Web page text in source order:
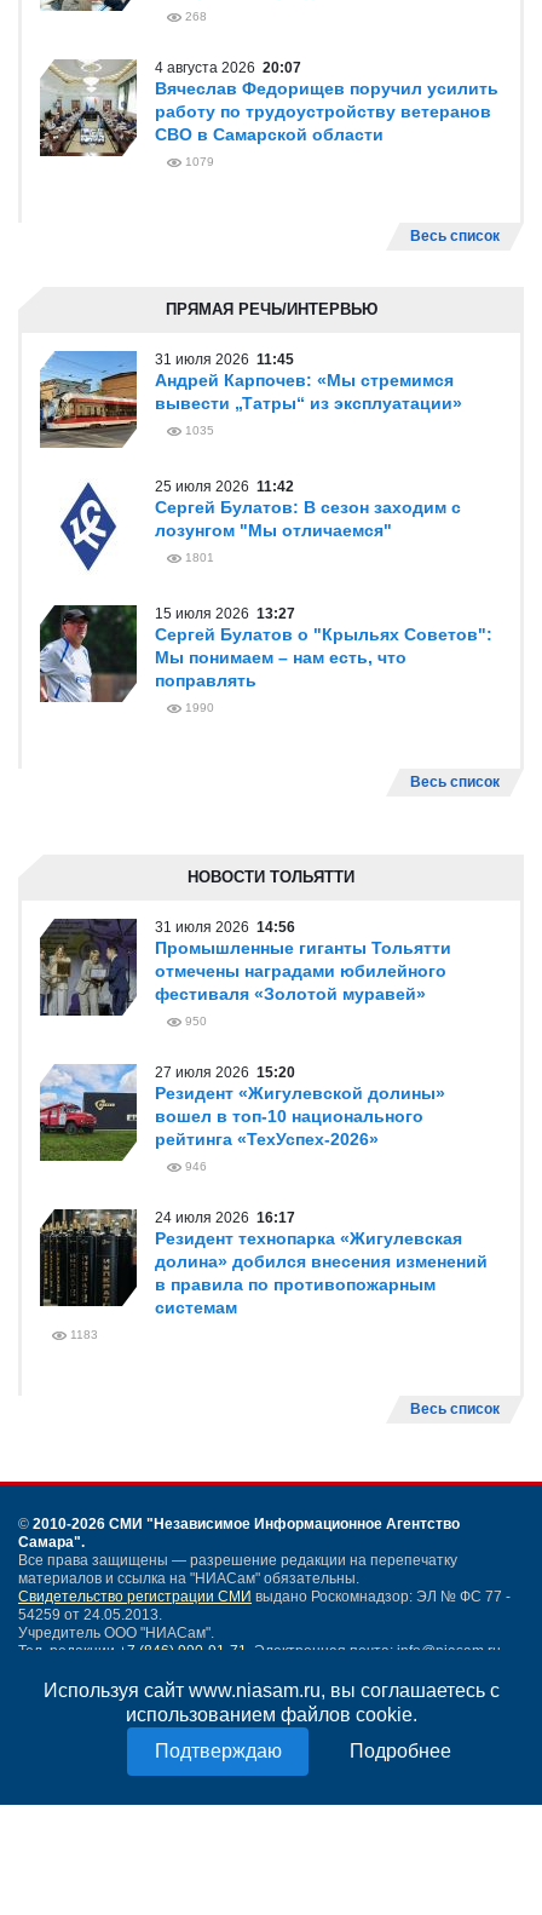
Используя сайт www.niasam.ru, вы соглашаетесь с
использованием файлов cookie.
Подробнее
268
4 августа 2026 20:07
Вячеслав Федорищев поручил усилить
работу по трудоустройству ветеранов
СВО в Самарской области
1079
Весь список
ПРЯМАЯ РЕЧЬ/ИНТЕРВЬЮ
31 июля 2026 11:45
Андрей Карпочев: «Мы стремимся
вывести „Татры“ из эксплуатации»
1035
25 июля 2026 11:42
Сергей Булатов: В сезон заходим с
лозунгом "Мы отличаемся"
1801
15 июля 2026 13:27
Сергей Булатов о "Крыльях Советов":
Мы понимаем – нам есть, что
поправлять
1990
Весь список
НОВОСТИ ТОЛЬЯТТИ
31 июля 2026 14:56
Промышленные гиганты Тольятти
отмечены наградами юбилейного
фестиваля «Золотой муравей»
950
27 июля 2026 15:20
Резидент «Жигулевской долины»
вошел в топ-10 национального
рейтинга «ТехУспех-2026»
946
24 июля 2026 16:17
Резидент технопарка «Жигулевская
долина» добился внесения изменений
в правила по противопожарным
системам
1183
Весь список
© 2010-2026 СМИ "Независимое Информационное Агентство
Самара".
Все права защищены — разрешение редакции на перепечатку
материалов и ссылка на "НИАСам" обязательны.
Свидетельство регистрации СМИ выдано Роскомнадзор: ЭЛ № ФС 77 -
54259 от 24.05.2013.
Учредитель ООО "НИАСам".
Тел. редакции +7 (846) 990-91-71. Электронная почта: info@niasam.ru
Написать письмо
Политика конфиденциальности
18+